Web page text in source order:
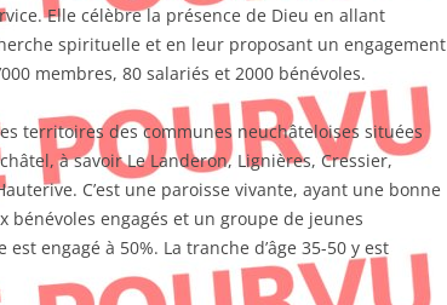
Elle célèbre la présence de Dieu en allant
spirituelle et en leur proposant un engagement
membres, 80 salariés et 2000 bénévoles.
territoires des communes neuchâteloises situées
à savoir Le Landeron, Lignières, Cressier,
C’est une paroisse vivante, ayant une bonne
engagés et un groupe de jeunes
engagé à 50%. La tranche d’âge 35-50 y est